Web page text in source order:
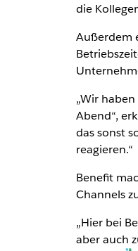
die
Außerdem
„Wir
Abend“,
das sonst
reagieren.“
Benefit
Channels
„Hier bei
aber auch